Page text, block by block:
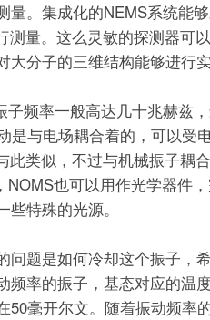
量。集成化的NEMS系统能
测量。这么灵敏的探测器可
大分子的三维结构能够进行
频率一般高达几十兆赫兹
是与电场耦合着的，可以受
此类似，不过与机械振子耦
NOMS也可以用作光学器件
特殊的光源。
题是如何冷却这个振子，
频率的振子，基态对应的温
50毫开尔文。随着振动频率